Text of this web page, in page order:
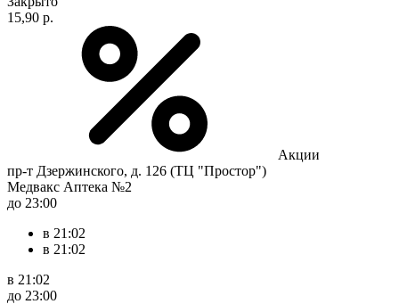
15,90 р.
Акции
пр-т Дзержинского, д. 126 (ТЦ "Простор")
Медвакс Аптека №2
до 23:00
в 21:02
в 21:02
в 21:02
до 23:00